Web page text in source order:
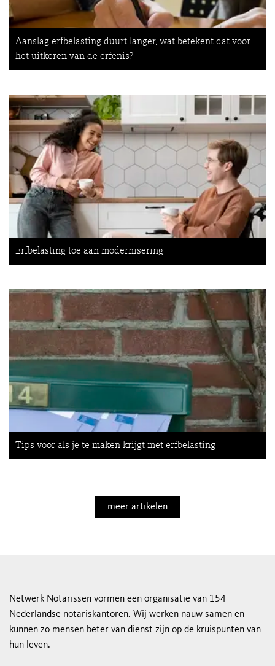
Aanslag erfbelasting duurt langer, wat betekent dat voor
het uitkeren van de erfenis?
Erfbelasting toe aan modernisering
Tips voor als je te maken krijgt met erfbelasting
meer artikelen
Netwerk Notarissen vormen een organisatie van 154
Nederlandse notariskantoren. Wij werken nauw samen en
kunnen zo mensen beter van dienst zijn op de kruispunten van
hun leven.